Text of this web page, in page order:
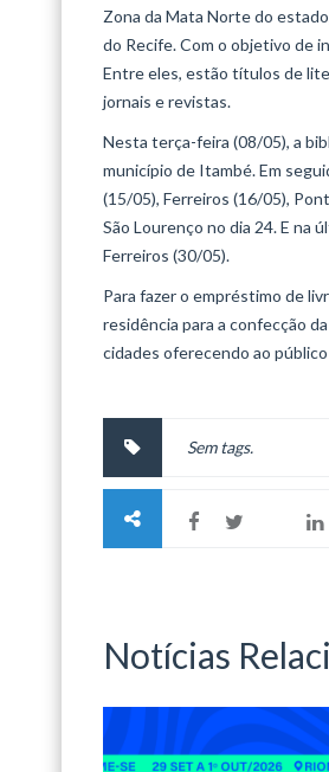
Zona da Mata Norte do
do Recife. Com o objetivo de
Entre eles, estão títulos de
jornais e revistas.
Nesta terça-feira (08/05), a
município de Itambé. Em
(15/05), Ferreiros (16/05),
São Lourenço no dia 24. E na
Ferreiros (30/05).
Para fazer o empréstimo de
residência para a confecção
cidades oferecendo ao
Sem tags.
Notícias